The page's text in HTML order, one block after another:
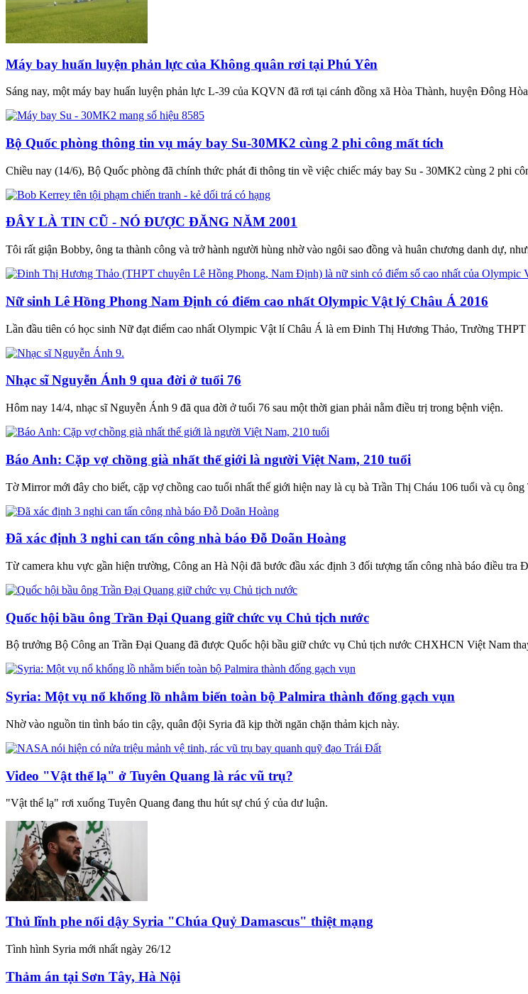
Máy bay huấn luyện phản lực của Không quân rơi tại Phú Yên
Sáng nay, một máy bay huấn luyện phản lực L-39 của KQVN đã rơi tại cánh đồng xã Hòa Thành, huyện Đông
Bộ Quốc phòng thông tin vụ máy bay Su-30MK2 cùng 2 phi công mất tích
Chiều nay (14/6), Bộ Quốc phòng đã chính thức phát đi thông tin về việc chiếc máy bay Su - 30MK2 cùng 2 phi
ĐÂY LÀ TIN CŨ - NÓ ĐƯỢC ĐĂNG NĂM 2001
Tôi rất giận Bobby, ông ta thành công và trở hành người hùng nhờ vào ngôi sao đồng và huân chương danh dự,
Nữ sinh Lê Hồng Phong Nam Định có điểm cao nhất Olympic Vật lý Châu Á 2016
Lần đầu tiên có học sinh Nữ đạt điểm cao nhất Olympic Vật lí Châu Á là em Đinh Thị Hương Thảo, Trường
Nhạc sĩ Nguyễn Ánh 9 qua đời ở tuổi 76
Hôm nay 14/4, nhạc sĩ Nguyễn Ánh 9 đã qua đời ở tuổi 76 sau một thời gian phải nằm điều trị trong bệnh viện.
Báo Anh: Cặp vợ chồng già nhất thế giới là người Việt Nam, 210 tuổi
Tờ Mirror mới đây cho biết, cặp vợ chồng cao tuổi nhất thế giới hiện nay là cụ bà Trần Thị Cháu 106 tuổi và cụ
Đã xác định 3 nghi can tấn công nhà báo Đỗ Doãn Hoàng
Từ camera khu vực gần hiện trường, Công an Hà Nội đã bước đầu xác định 3 đối tượng tấn công nhà báo điều
Quốc hội bầu ông Trần Đại Quang giữ chức vụ Chủ tịch nước
Bộ trưởng Bộ Công an Trần Đại Quang đã được Quốc hội bầu giữ chức vụ Chủ tịch nước CHXHCN Việt Nam
Syria: Một vụ nổ khổng lồ nhằm biến toàn bộ Palmira thành đống gạch vụn
Nhờ vào nguồn tin tình báo tin cậy, quân đội Syria đã kịp thời ngăn chặn thảm kịch này.
Video "Vật thể lạ" ở Tuyên Quang là rác vũ trụ?
"Vật thể lạ" rơi xuống Tuyên Quang đang thu hút sự chú ý của dư luận.
Thủ lĩnh phe nổi dậy Syria "Chúa Quỷ Damascus" thiệt mạng
Tình hình Syria mới nhất ngày 26/12
Thảm án tại Sơn Tây, Hà Nội